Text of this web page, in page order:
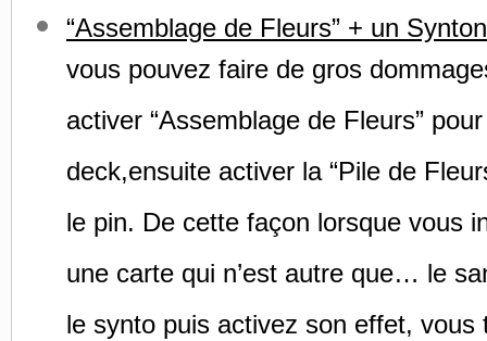
“Assemblage de Fleurs” + un
vous pouvez faire de gros
activer “Assemblage de Fleurs”
deck,ensuite activer la “Pile de
le pin. De cette façon lorsque vous
une carte qui n’est autre que… le
le synto puis activez son effet,